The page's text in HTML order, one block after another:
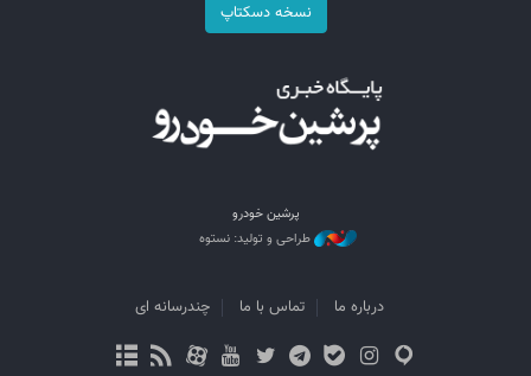
نسخه دسکتاپ
پرشین خودرو
طراحی و تولید: نستوه
درباره ما تماس با ما چندرسانه ای